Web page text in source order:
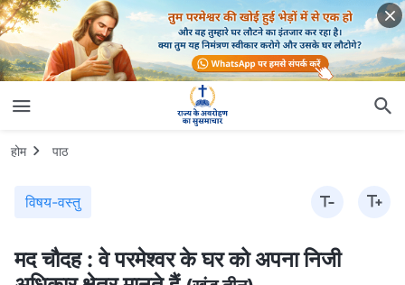
होम पाठ
विषय-वस्तु
मद चौदह : वे परमेश्वर के घर को अपना निजी